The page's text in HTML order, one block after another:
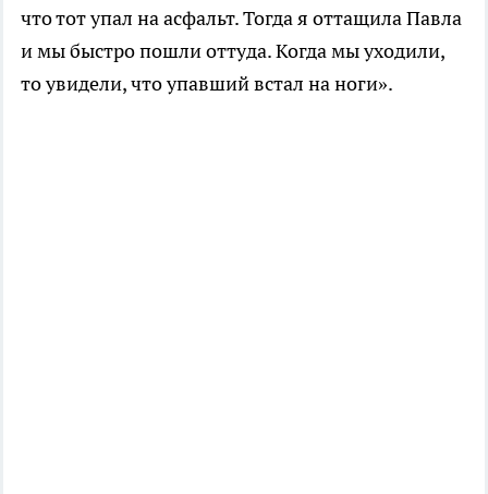
что тот упал на асфальт. Тогда я оттащила Павла
и мы быстро пошли оттуда. Когда мы уходили,
то увидели, что упавший встал на ноги».